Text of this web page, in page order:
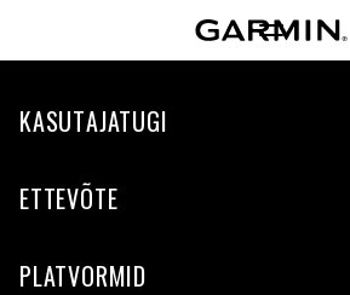
KASUTAJATUGI
ETTEVÕTE
PLATVORMID